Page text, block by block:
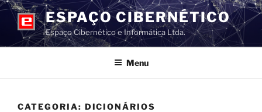
Pular
para
conteúdo
ESPAÇO CIBERNÉTICO
Espaço Cibernético e Informática Ltda.
Menu
CATEGORIA: DICIONÁRIOS